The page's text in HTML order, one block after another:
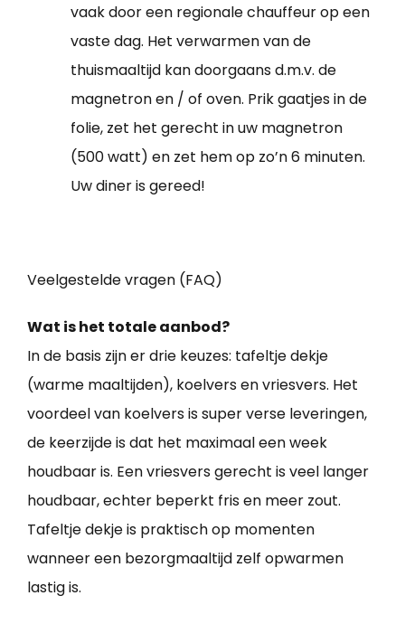
vaak door een regionale chauffeur op een
vaste dag. Het verwarmen van de
thuismaaltijd kan doorgaans d.m.v. de
magnetron en / of oven. Prik gaatjes in de
folie, zet het gerecht in uw magnetron
(500 watt) en zet hem op zo’n 6 minuten.
Uw diner is gereed!
Veelgestelde vragen (FAQ)
Wat is het totale aanbod?
In de basis zijn er drie keuzes: tafeltje dekje
(warme maaltijden), koelvers en vriesvers. Het
voordeel van koelvers is super verse leveringen,
de keerzijde is dat het maximaal een week
houdbaar is. Een vriesvers gerecht is veel langer
houdbaar, echter beperkt fris en meer zout.
Tafeltje dekje is praktisch op momenten
wanneer een bezorgmaaltijd zelf opwarmen
lastig is.